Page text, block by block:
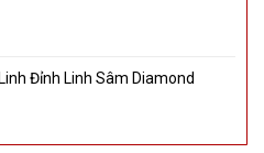
Đỉnh Linh Sâm Diamond